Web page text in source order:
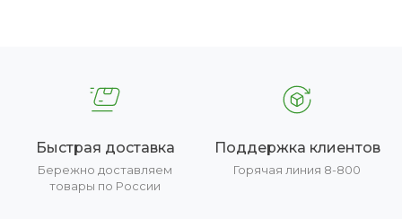
Быстрая доставка
Бережно доставляем
товары по России
Поддержка клиентов
Горячая линия 8-800